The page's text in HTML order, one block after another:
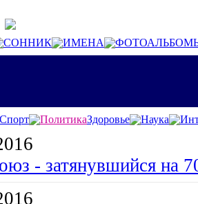
СОННИК ИМЕНА
Спорт ПолитикаЗдоровье Наука
- затянувшийся на